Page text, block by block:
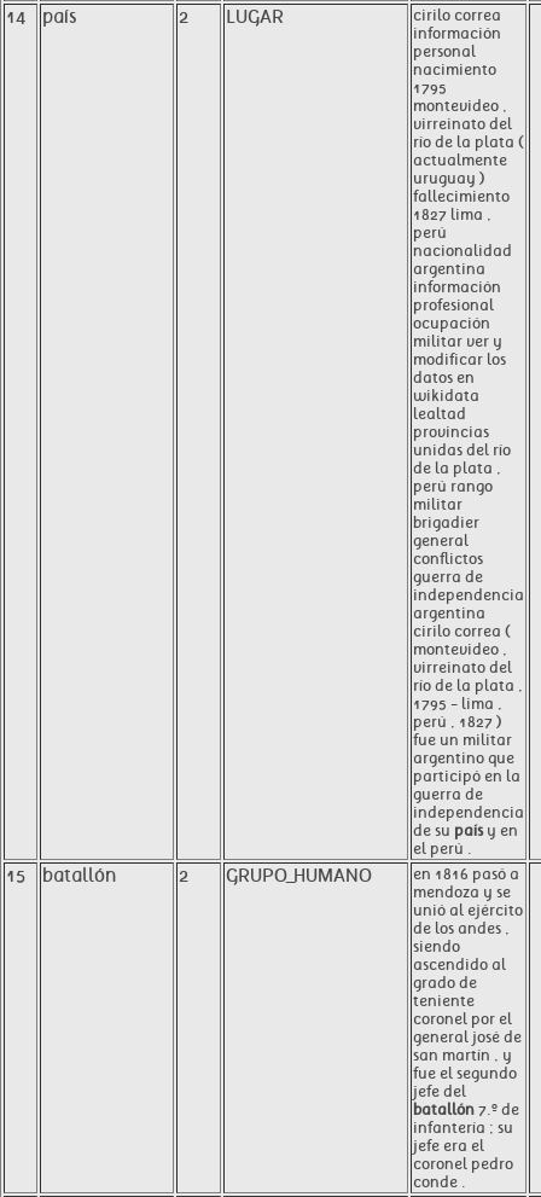
14 país 2 LUGAR
cirilo correa
información
personal
nacimiento
1795
montevideo ,
virreinato del
río de la plata (
actualmente
uruguay )
fallecimiento
1827 lima ,
perú
nacionalidad
argentina
información
profesional
ocupación
militar ver y
modificar los
datos en
wikidata
lealtad
provincias
unidas del río
de la plata ,
perú rango
militar
brigadier
general
conflictos
guerra de
independencia
argentina
cirilo correa (
montevideo ,
virreinato del
río de la plata ,
1795 - lima ,
perú , 1827 )
fue un militar
argentino que
participó en la
guerra de
independencia
de su paísy en
el perú .
15 batallón 2 GRUPO_HUMANO
en 1816 pasó a
mendoza y se
unió al ejército
de los andes ,
siendo
ascendido al
grado de
teniente
coronel por el
general josé de
san martín , y
fue el segundo
jefe del
batallón 7.º de
infantería ; su
jefe era el
coronel pedro
conde .